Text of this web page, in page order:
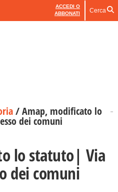
ACCEDI O
ABBONATI
Cerca
/Amap, modificato lo
dei comuni
lo statuto| Via
dei comuni